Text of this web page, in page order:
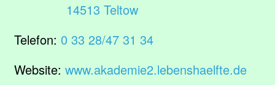
14513 Teltow
Telefon: 0 33 28/47 31 34
Website: www.akademie2.lebenshaelfte.de